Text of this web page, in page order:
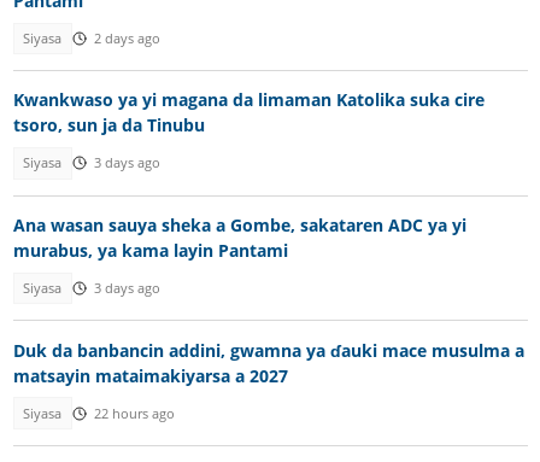
Siyasa 2 days ago
Kwankwaso ya yi magana da limaman Katolika suka cire
tsoro, sun ja da Tinubu
Siyasa 3 days ago
Ana wasan sauya sheka a Gombe, sakataren ADC ya yi
murabus, ya kama layin Pantami
Siyasa 3 days ago
Duk da banbancin addini, gwamna ya ɗauki mace musulma a
matsayin mataimakiyarsa a 2027
Siyasa 22 hours ago